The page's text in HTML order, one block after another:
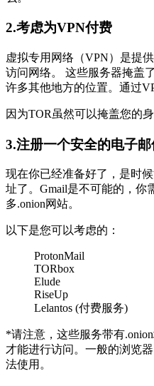
2.考虑为VPN付费
虚拟专用网络（VPN）是提
访问网络。 这些服务器掩盖
许多其他地方的位置。通过
因为TOR虽然可以掩盖您的
3.注册一个安全的电子
现在你已经准备好了，是时
址了。Gmail是不可能的，你
多.onion网站。
以下是您可以考虑的：
ProtonMail
TORbox
Elude
RiseUp
Lelantos (付费服务)
*请注意，这些服务带有
才能进行访问。一般的浏览
法使用。